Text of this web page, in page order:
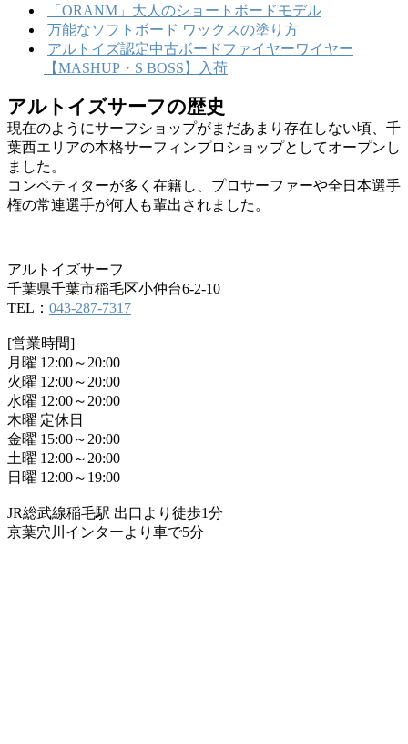
「ORANM」大人のショートボードモデル
万能なソフトボード ワックスの塗り方
アルトイズ認定中古ボードファイヤーワイヤー
【MASHUP・S BOSS】入荷
アルトイズサーフの歴史
現在のようにサーフショップがまだあまり存在しない頃、千
葉西エリアの本格サーフィンプロショップとしてオープンし
ました。
コンペティターが多く在籍し、プロサーファーや全日本選手
権の常連選手が何人も輩出されました。
アルトイズサーフ
千葉県千葉市稲毛区小仲台6-2-10
TEL： 043-287-7317
[営業時間]
月曜 12:00～20:00
火曜 12:00～20:00
水曜 12:00～20:00
木曜 定休日
金曜 15:00～20:00
土曜 12:00～20:00
日曜 12:00～19:00
JR総武線稲毛駅 出口より徒歩1分
京葉穴川インターより車で5分